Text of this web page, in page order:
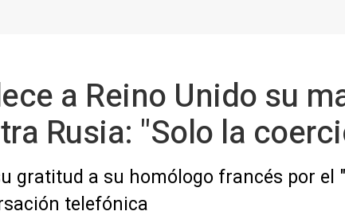
a Reino Unido su
Rusia: "Solo la
gratitud a su homólogo francés por el
telefónica